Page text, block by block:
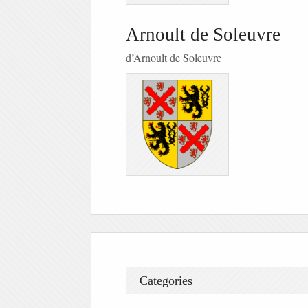
Arnoult de Soleuvre
d’Arnoult de Soleuvre
Categories